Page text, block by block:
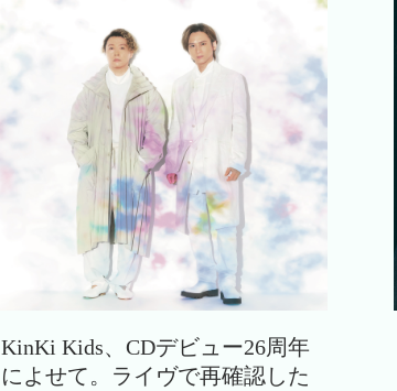
KinKi Kids、CDデビュー26周年
によせて。ライヴで再確認した